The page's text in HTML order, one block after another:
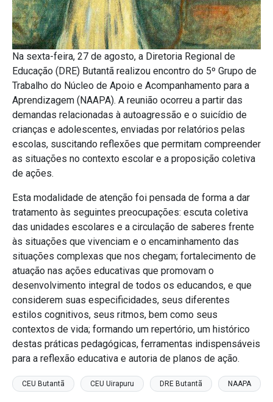
Na sexta-feira, 27 de agosto, a Diretoria Regional de
Educação (DRE) Butantã realizou encontro do 5º Grupo de
Trabalho do Núcleo de Apoio e Acompanhamento para a
Aprendizagem (NAAPA). A reunião ocorreu a partir das
demandas relacionadas à autoagressão e o suicídio de
crianças e adolescentes, enviadas por relatórios pelas
escolas, suscitando reflexões que permitam compreender
as situações no contexto escolar e a proposição coletiva
de ações.
Esta modalidade de atenção foi pensada de forma a dar
tratamento às seguintes preocupações: escuta coletiva
das unidades escolares e a circulação de saberes frente
às situações que vivenciam e o encaminhamento das
situações complexas que nos chegam; fortalecimento de
atuação nas ações educativas que promovam o
desenvolvimento integral de todos os educandos, e que
considerem suas especificidades, seus diferentes
estilos cognitivos, seus ritmos, bem como seus
contextos de vida; formando um repertório, um histórico
destas práticas pedagógicas, ferramentas indispensáveis
para a reflexão educativa e autoria de planos de ação.
CEU Butantã CEU Uirapuru DRE Butantã NAAPA